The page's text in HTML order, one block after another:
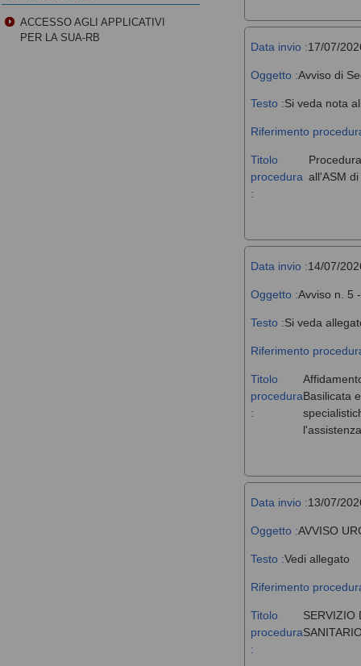
Data invio :17/07/
Oggetto :Avviso di
Testo :Si veda nota
Riferimento
Titolo
procedura
:
all'ASM
Data invio :14/07/
Oggetto :Avviso n. 5
Testo :Si veda
Riferimento
Titolo
procedura
:
Basilicata
Data invio :13/07/
Oggetto :AVVISO
Testo :Vedi allegato
Riferimento
Titolo
procedura
:
SERVIZIO
ACCESSO AGLI APPLICATIVI
PER LA SUA-RB